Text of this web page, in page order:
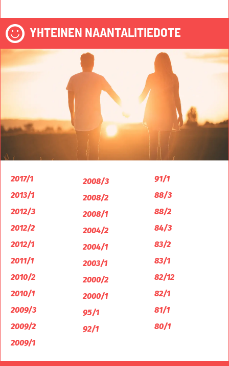
YHTEINEN NAANTALITIEDOTE
2017/1
2013/1
2012/3
2012/2
2012/1
2011/1
2010/2
2010/1
2009/3
2009/2
2009/1
2008/3
2008/2
2008/1
2004/2
2004/1
2003/1
2000/2
2000/1
95/1
92/1
91/1
88/3
88/2
84/3
83/2
83/1
82/12
82/1
81/1
80/1